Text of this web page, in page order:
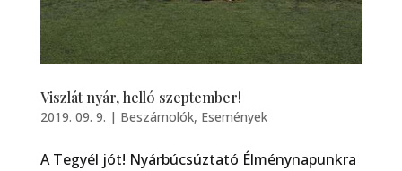
Viszlát nyár, helló szeptember!
2019. 09. 9. | Beszámolók, Események
A Tegyél jót! Nyárbúcsúztató Élménynapunkra